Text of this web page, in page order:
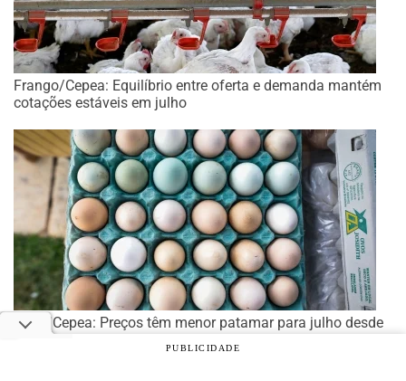
Frango/Cepea: Equilíbrio entre oferta e demanda mantém
cotações estáveis em julho
Ovos/Cepea: Preços têm menor patamar para julho desde
PUBLICIDADE